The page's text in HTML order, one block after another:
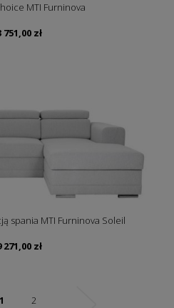
MTI Furninova
751,00 zł
spania MTI Furninova Soleil
271,00 zł
1 2